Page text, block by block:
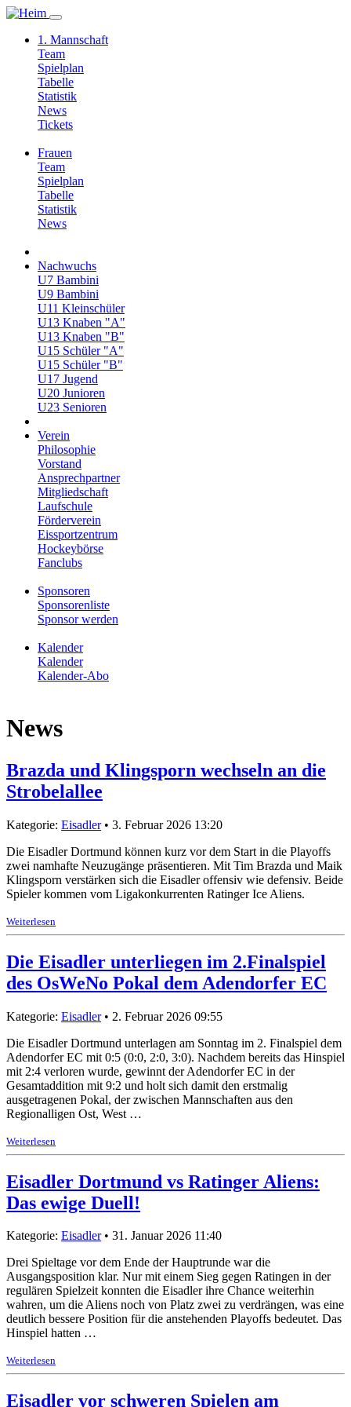
1. Mannschaft
Team
Spielplan
Tabelle
Statistik
News
Tickets
Frauen
Team
Spielplan
Tabelle
Statistik
News
Nachwuchs
U7 Bambini
U9 Bambini
U11 Kleinschüler
U13 Knaben "A"
U13 Knaben "B"
U15 Schüler "A"
U15 Schüler "B"
U17 Jugend
U20 Junioren
U23 Senioren
Verein
Philosophie
Vorstand
Ansprechpartner
Mitgliedschaft
Laufschule
Förderverein
Eissportzentrum
Hockeybörse
Fanclubs
Sponsoren
Sponsorenliste
Sponsor werden
Kalender
Kalender
Kalender-Abo
News
Brazda und Klingsporn wechseln an die
Strobelallee
Kategorie: Eisadler• 3. Februar 2026 13:20
Die Eisadler Dortmund können kurz vor dem Start in die Playoffs
zwei namhafte Neuzugänge präsentieren. Mit Tim Brazda und Maik
Klingsporn verstärken sich die Eisadler offensiv wie defensiv. Beide
Spieler kommen vom Ligakonkurrenten Ratinger Ice Aliens.
Weiterlesen
Die Eisadler unterliegen im 2.Finalspiel
des OsWeNo Pokal dem Adendorfer EC
Kategorie: Eisadler• 2. Februar 2026 09:55
Die Eisadler Dortmund unterlagen am Sonntag im 2. Finalspiel dem
Adendorfer EC mit 0:5 (0:0, 2:0, 3:0). Nachdem bereits das Hinspiel
mit 2:4 verloren wurde, gewinnt der Adendorfer EC in der
Gesamtaddition mit 9:2 und holt sich damit den erstmalig
ausgetragenen Pokal, der zwischen Mannschaften aus den
Regionalligen Ost, West …
Weiterlesen
Eisadler Dortmund vs Ratinger Aliens:
Das ewige Duell!
Kategorie: Eisadler• 31. Januar 2026 11:40
Drei Spieltage vor dem Ende der Hauptrunde war die
Ausgangsposition klar. Nur mit einem Sieg gegen Ratingen in der
regulären Spielzeit konnten die Eisadler ihre Chance weiterhin
wahren, um die Aliens noch von Platz zwei zu verdrängen, was eine
deutlich bessere Position für die anstehenden Playoffs bedeutet. Das
Hinspiel hatten …
Weiterlesen
Eisadler vor schweren Spielen am